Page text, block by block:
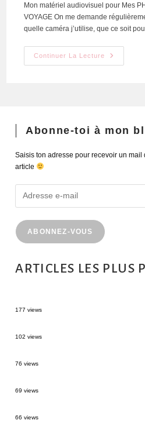
Mon matériel audiovisuel pour Mes
VOYAGE On me demande
quelle caméra j’utilise, que ce soit
Continuer La Lecture
Abonne-toi à mon
Saisis ton adresse pour recevoir un
article
ABONNEZ-VOUS
ARTICLES LES PLUS
177 views
102 views
76 views
69 views
66 views